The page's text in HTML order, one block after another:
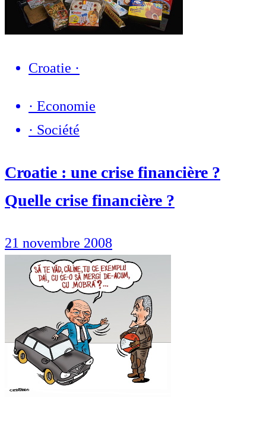
Croatie ·
· Economie
· Société
Croatie : une crise financière ?
Quelle crise financière ?
21 novembre 2008